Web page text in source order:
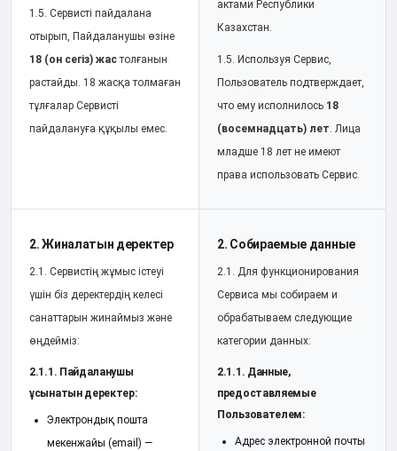
1.5. Сервисті пайдалана
отырып, Пайдаланушы өзіне
18 (он сегіз) жастолғанын
растайды. 18 жасқа толмаған
тұлғалар Сервисті
пайдалануға құқылы емес.
актами Республики
Казахстан.
1.5. Используя Сервис,
Пользователь подтверждает,
что ему исполнилось 18
(восемнадцать) лет. Лица
младше 18 лет не имеют
права использовать Сервис.
2. Жиналатын деректер
2.1. Сервистің жұмыс істеуі
үшін біз деректердің келесі
санаттарын жинаймыз және
өңдейміз:
2.1.1. Пайдаланушы
ұсынатын деректер:
Электрондық пошта
мекенжайы (email) —
2. Собираемые данные
2.1. Для функционирования
Сервиса мы собираем и
обрабатываем следующие
категории данных:
2.1.1. Данные,
предоставляемые
Пользователем:
Адрес электронной почты